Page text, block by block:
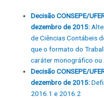
Decisão CONSEPE/
dezembro de 2015:
de Ciências Contábeis
que o formato do
caráter monográfico
Decisão CONSEPE/
dezembro de 2015:
2016.1 e 2016.2